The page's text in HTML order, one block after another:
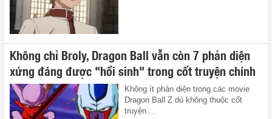
Không chỉ Broly, Dragon Ball vẫn còn 7 phản diện
xứng đáng được "hồi sinh" trong cốt truyện chính
Không ít phản diện trong các movie
Dragon Ball Z dù không thuộc cốt
truyện ...